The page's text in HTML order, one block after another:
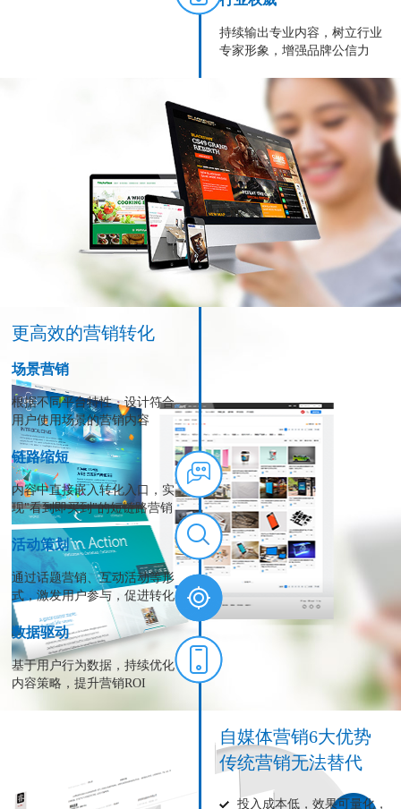
持续输出专业内容，树立行业
专家形象，增强品牌公信力
更高效的营销转化
场景营销
根据不同平台特性，设计符合
用户使用场景的营销内容
链路缩短
内容中直接嵌入转化入口，实
现"看到即买到"的短链路营销
活动策划
通过话题营销、互动活动等形
式，激发用户参与，促进转化
数据驱动
基于用户行为数据，持续优化
内容策略，提升营销ROI
自媒体营销6大优势
传统营销无法替代
投入成本低，效果可量化，